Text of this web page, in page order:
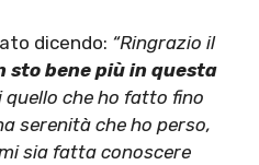
dicendo: “Ringrazio il
sto bene più in questa
quello che ho fatto fino
serenità che ho perso,
sia fatta conoscere